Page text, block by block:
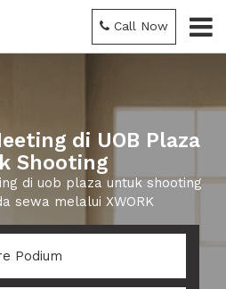
Call Now
di UOB Plaza
Shooting
di uob plaza untuk shooting
sewa melalui XWORK